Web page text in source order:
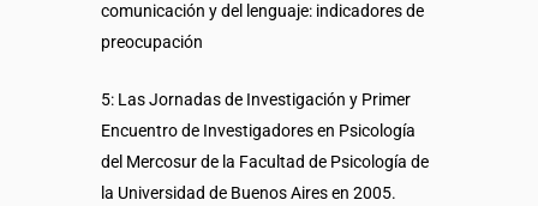
comunicación y del lenguaje: indicadores de
preocupación
5: Las Jornadas de Investigación y Primer
Encuentro de Investigadores en Psicología
del Mercosur de la Facultad de Psicología de
la Universidad de Buenos Aires en 2005.